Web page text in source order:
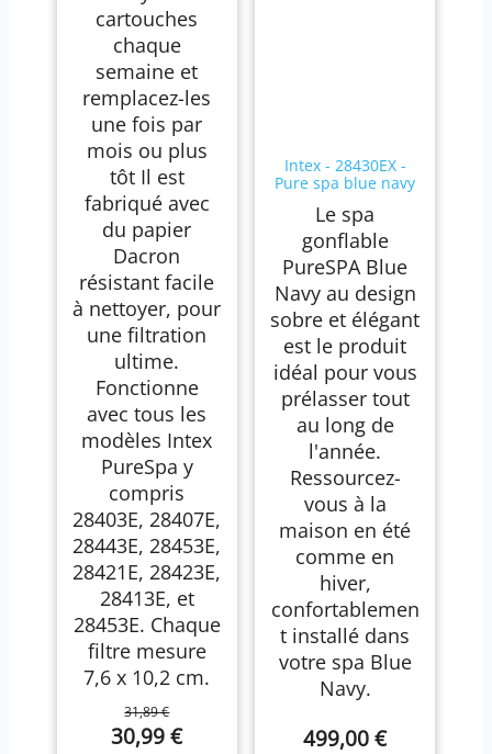
cartouches
chaque
semaine et
remplacez-les
une fois par
mois ou plus
tôt Il est
fabriqué avec
du papier
Dacron
résistant facile
à nettoyer, pour
une filtration
ultime.
Fonctionne
avec tous les
modèles Intex
PureSpa y
compris
28403E, 28407E,
28443E, 28453E,
28421E, 28423E,
28413E, et
28453E. Chaque
filtre mesure
7,6 x 10,2 cm.
31,89 €
30,99 €
Intex - 28430EX -
Pure spa blue navy
Le spa
gonflable
PureSPA Blue
Navy au design
sobre et élégant
est le produit
idéal pour vous
prélasser tout
au long de
l'année.
Ressourcez-
vous à la
maison en été
comme en
hiver,
confortablemen
t installé dans
votre spa Blue
Navy.
499,00 €